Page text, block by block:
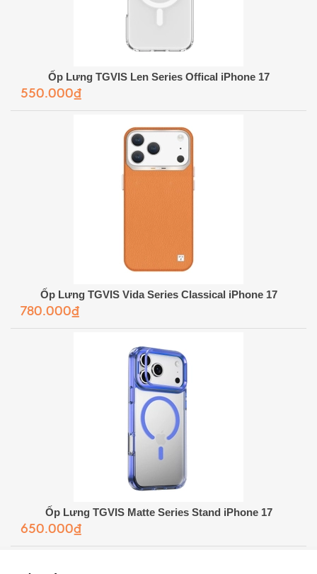
Ốp Lưng TGVIS Len Series Offical iPhone 17
550.000₫
Ốp Lưng TGVIS Vida Series Classical iPhone 17
780.000₫
Ốp Lưng TGVIS Matte Series Stand iPhone 17
650.000₫